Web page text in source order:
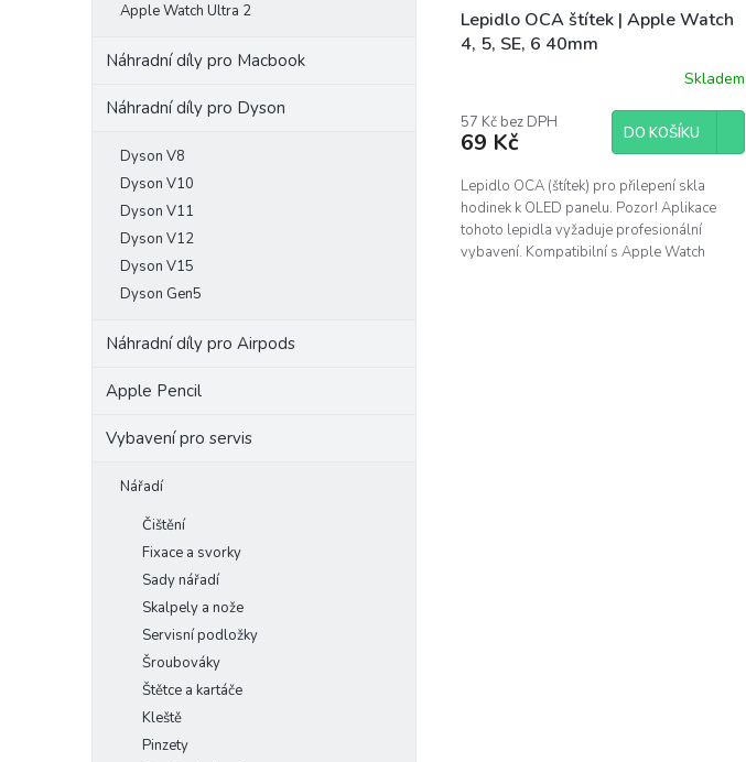
Apple Watch Ultra 2
Náhradní díly pro Macbook
Náhradní díly pro Dyson
Dyson V8
Dyson V10
Dyson V11
Dyson V12
Dyson V15
Dyson Gen5
Náhradní díly pro Airpods
Apple Pencil
Vybavení pro servis
Nářadí
Čištění
Fixace a svorky
Sady nářadí
Skalpely a nože
Servisní podložky
Šroubováky
Štětce a kartáče
Kleště
Pinzety
Lepidlo OCA štítek | Apple Watch
4, 5, SE, 6 40mm
Skladem
57 Kč bez DPH
69 Kč DO KOŠÍKU
Lepidlo OCA (štítek) pro přilepení skla
hodinek k OLED panelu. Pozor! Aplikace
tohoto lepidla vyžaduje profesionální
vybavení. Kompatibilní s Apple Watch